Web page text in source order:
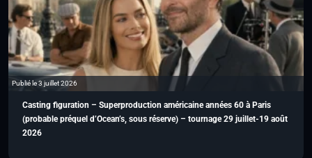
Publié le 3 juillet 2026
Casting figuration – Superproduction américaine années 60 à Paris
(probable préquel d’Ocean’s, sous réserve) – tournage 29 juillet-19 août
2026